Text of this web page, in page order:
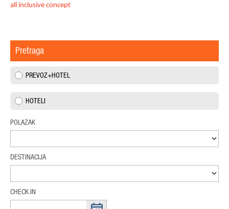
all inclusive concept
Pretraga
PREVOZ+HOTEL
HOTELI
POLAZAK
DESTINACIJA
CHECK IN